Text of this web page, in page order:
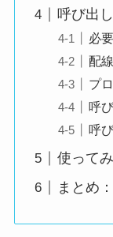
呼び出
必
配線
プ
呼
呼
使って
まとめ